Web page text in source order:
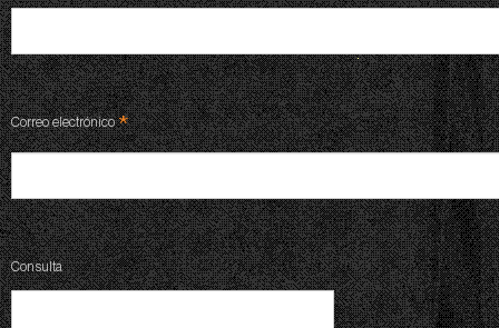
Correo electrónico*
Consulta